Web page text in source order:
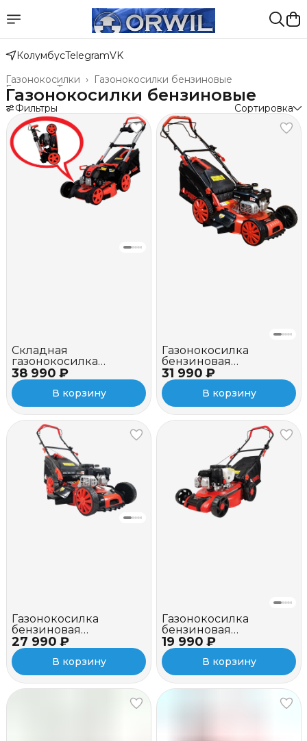
КолумбусTelegramVK
Газонокосилки бензиновые
Газонокосилки ›
Техника для леса, сада, парка
Главная
Газонокосилки бензиновые
Фильтры Сортировка
38 990 ₽
Складная
газонокосилка
бензиновая
самоходная A-iPower
AM48S
В корзину
31 990 ₽
Газонокосилка
бензиновая
самоходная A-iPower
ALM46S
В корзину
27 990 ₽
Газонокосилка
бензиновая
несамоходная A-
iPower ALM46P
В корзину
19 990 ₽
Газонокосилка
бензиновая
несамоходная A-
iPower ALM41P
В корзину